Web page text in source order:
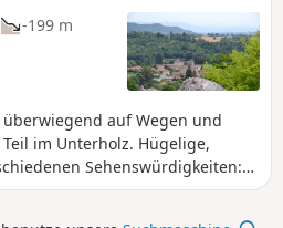
-199 m
auf Wegen und
im Unterholz. Hügelige,
Sehenswürdigkeiten:
und Hütte von La Gouille, das